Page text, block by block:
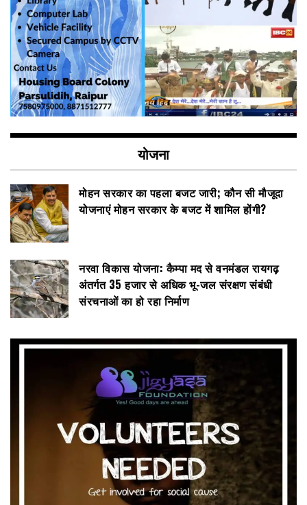
योजना
मोहन सरकार का पहला बजट जारी; कौन सी मौजूदा
योजनाएं मोहन सरकार के बजट में शामिल होंगी?
नरवा विकास योजना: कैम्पा मद से वनमंडल रायगढ़
अंतर्गत 35 हजार से अधिक भू-जल संरक्षण संबंधी
संरचनाओं का हो रहा निर्माण